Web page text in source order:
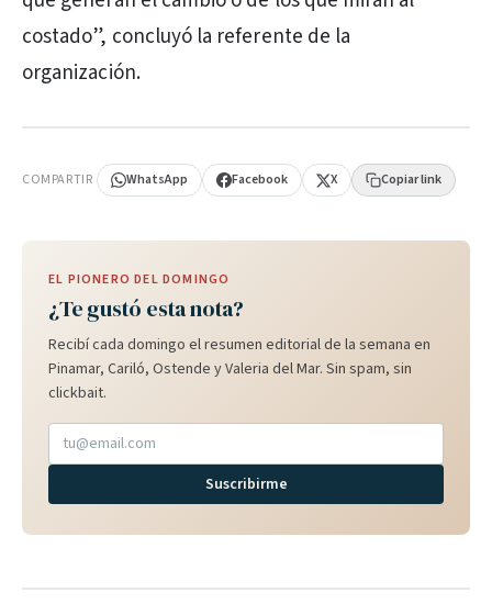
costado”, concluyó la referente de la
organización.
COMPARTIR WhatsApp Facebook X Copiar link
EL PIONERO DEL DOMINGO
¿Te gustó esta nota?
Recibí cada domingo el resumen editorial de la semana en
Pinamar, Cariló, Ostende y Valeria del Mar. Sin spam, sin
clickbait.
Suscribirme